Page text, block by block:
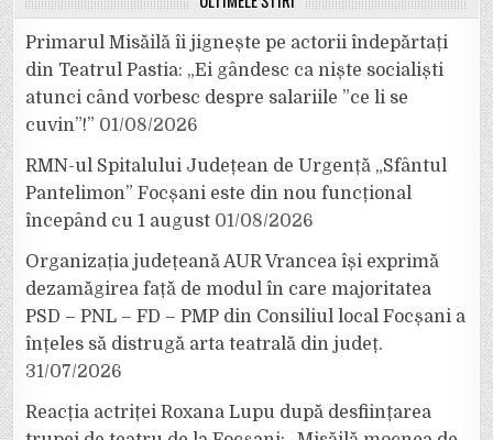
Primarul Misăilă îi jignește pe actorii îndepărtați
din Teatrul Pastia: „Ei gândesc ca niște socialiști
atunci când vorbesc despre salariile ”ce li se
cuvin”!” 01/08/2026
RMN-ul Spitalului Județean de Urgență „Sfântul
Pantelimon” Focșani este din nou funcțional
începând cu 1 august 01/08/2026
Organizația județeană AUR Vrancea își exprimă
dezamăgirea față de modul în care majoritatea
PSD – PNL – FD – PMP din Consiliul local Focșani a
înțeles să distrugă arta teatrală din județ.
31/07/2026
Reacția actriței Roxana Lupu după desființarea